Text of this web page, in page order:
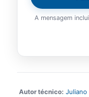
A mensagem
Autor técnico: Juliano